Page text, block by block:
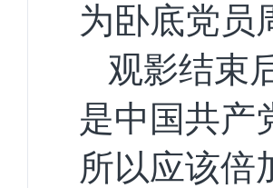
为卧底党员
观影结束
是中国共产
所以应该倍